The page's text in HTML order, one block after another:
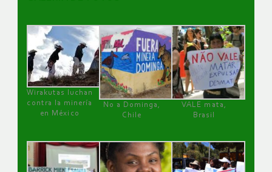
Wirakutas luchan
contra la minería
en México
No a Dominga,
Chile
VALE mata,
Brasil